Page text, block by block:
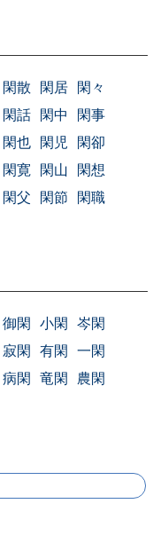
閑散 閑居
閑々
閑話 閑中
閑事
閑也 閑児
閑卻
閑寛 閑山
閑想
閑父 閑節
閑職
御閑 小閑
岑閑
寂閑 有閑
一閑
病閑 竜閑
農閑